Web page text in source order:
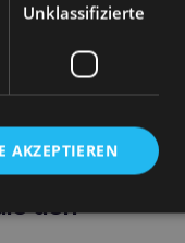
Lebenswochen
Nährstoffen zur
kognitiven Funktionen
den
Unklassifizierte
AKZEPTIEREN